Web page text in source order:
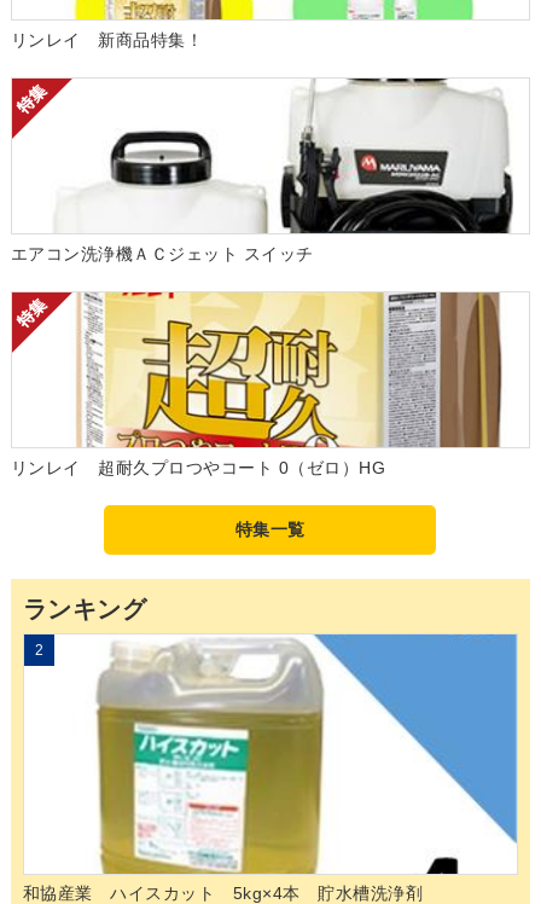
リンレイ 新商品特集！
エアコン洗浄機ＡＣジェット スイッチ
リンレイ 超耐久プロつやコート 0（ゼロ）HG
特集一覧
ランキング
2
和協産業 ハイスカット 5kg×4本 貯水槽洗浄剤